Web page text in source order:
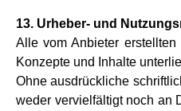
13. Urhe­ber- und
Alle vom Anbie­ter erstell­ten
Kon­zepte und Inhalte
Ohne aus­drück­li­che
weder ver­viel­fäl­tigt noch an